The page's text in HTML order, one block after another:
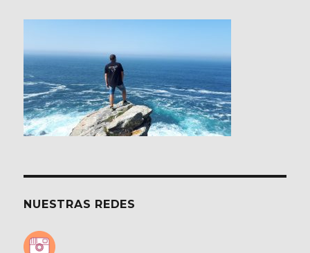
NUESTRAS REDES